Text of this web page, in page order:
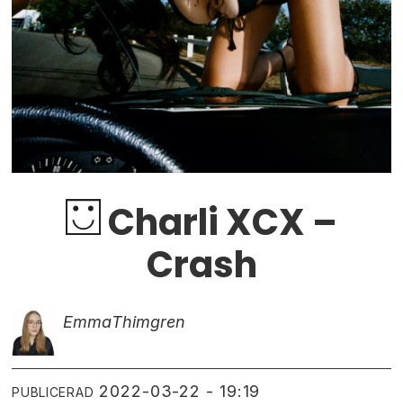
Charli XCX –
Crash
EmmaThimgren
PUBLICERAD 2022-03-22 - 19:19